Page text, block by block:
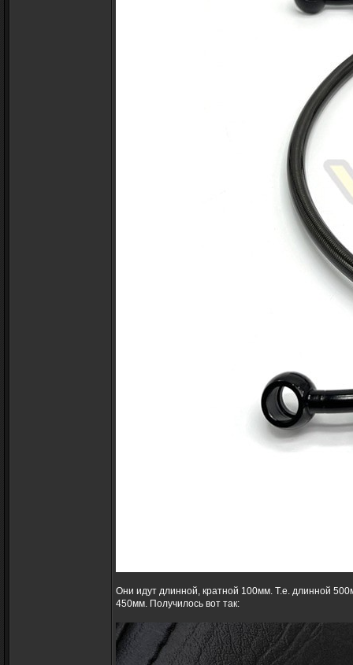
Они идут длинной, кратной 100мм. Т.е. длинной
450мм. Получилось вот так: